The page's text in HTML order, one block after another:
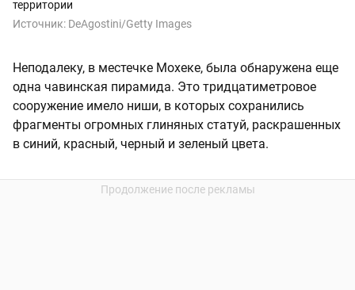
территории
Источник: DeAgostini/Getty Images
Неподалеку, в местечке Мохеке, была обнаружена еще
одна чавинская пирамида. Это тридцатиметровое
сооружение имело ниши, в которых сохранились
фрагменты огромных глиняных статуй, раскрашенных
в синий, красный, черный и зеленый цвета.